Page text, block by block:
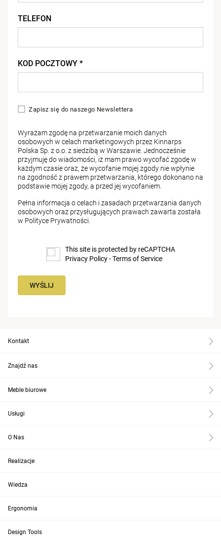
TELEFON
KOD POCZTOWY *
Zapisz się do naszego Newslettera
Wyrażam zgodę na przetwarzanie moich danych
osobowych w celach marketingowych przez Kinnarps
Polska Sp. z o.o. z siedzibą w Warszawie. Jednocześnie
przyjmuję do wiadomości, iż mam prawo wycofać zgodę w
każdym czasie oraz, że wycofanie mojej zgody nie wpłynie
na zgodność z prawem przetwarzania, którego dokonano na
podstawie mojej zgody, a przed jej wycofaniem.
Pełna informacja o celach i zasadach przetwarzania danych
osobowych oraz przysługujących prawach zawarta została
w Polityce Prywatności
This site is protected by reCAPTCHA
Privacy Policy-Terms of Service
WYŚLIJ
Kontakt
Znajdź nas
Meble biurowe
Usługi
O Nas
Realizacje
Wiedza
Ergonomia
Design Tools